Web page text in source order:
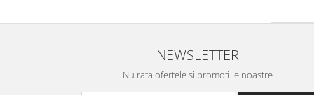
NEWSLETTER
Nu rata ofertele si promotiile noastre